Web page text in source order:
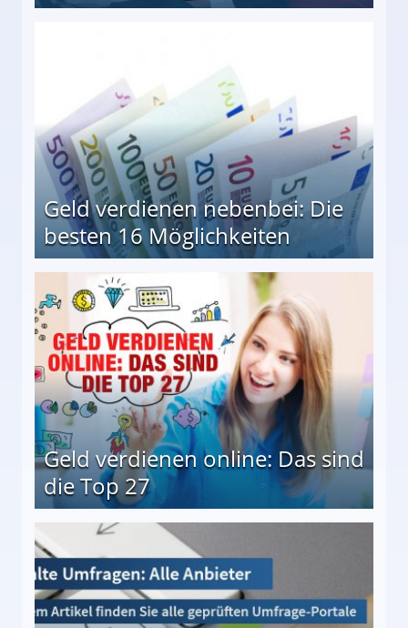
Geld verdienen nebenbei: Die
besten 16 Möglichkeiten
Geld verdienen online: Das sind
die Top 27